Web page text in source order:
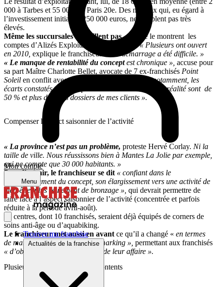
Mon compte
Menu
Trouver ma franchise
Actualités de la franchise
000 à Tarbes et 55 000 € à Paris 20e. Des niveaux qui, eu égard à
l’investissement initial de 250 000 euros, ne semblent pas très
élevés.
Même les succursales ne brillent pas,comme le montrent les
comptes d’Alizés Exploitation depuis 5 ans.« Plusieurs ont ouvert
en 2010, explique le franchiseur.
Leur démarrage a été difficile. »
« Le manque de rentabilité du conceptest chronique », accuse pour
sa part Maître Charlotte Bellet, avocate de 7 ex-franchisés Point
Soleil en conflit avec le franchiseur.
En province notamment, les
écarts constatés entre les prévisionnels transmis et la réalité sont de
50 % et plus dans les dossiers de mes clients ».
Compenser l’aspect saisonnier de l’activité
« La province n’est pas un problème, proteste Hervé Corlay. Ni la
taille de ville. Nous réussissons bien à Mantes La Jolie par exemple,
qui ne compte que 30 000 habitants. »
Pour l’avenir, le franchiseur se dit « confiant dans le
repositionnement du concept, son élargissement vers une activité de
bien-être, plus seulement de bronzage », qui devrait permettre de
faire face à l’aspect saisonnier de l’activité (concentrée et parfois
réduite à la période avril-août).
15 centres, dont 10 franchisés, seraient déjà équipés de corners de
soins anti-âge ou d’aquabiking.
Le franchiseur met aussi en avant ce qu’il a changé « en termes
de marketing direct et de benchmarking », permettant aux franchisés
« d’obtenir un diagnostic précis de leur affaire ».
Plusieurs ex-franchisés très mécontents